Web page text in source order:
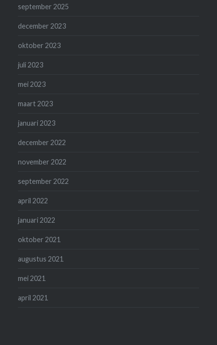
september 2025
december 2023
oktober 2023
juli 2023
mei 2023
maart 2023
januari 2023
december 2022
november 2022
september 2022
april 2022
januari 2022
oktober 2021
augustus 2021
mei 2021
april 2021